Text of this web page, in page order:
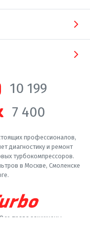
10 200
7 400
профессионалов,
диагностику и ремонт
турбокомпрессоров.
в Москве, Смоленске
Все права защищены